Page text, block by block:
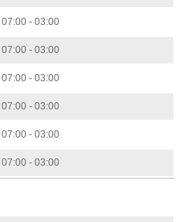
07:00 - 03:00
07:00 - 03:00
07:00 - 03:00
07:00 - 03:00
07:00 - 03:00
07:00 - 03:00